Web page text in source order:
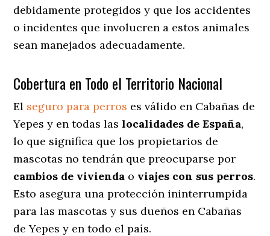
debidamente protegidos y que los accidentes
o incidentes que involucren a estos animales
sean manejados adecuadamente.
Cobertura en Todo el Territorio Nacional
El seguro para perros es válido en Cabañas de
Yepes y en todas laslocalidades de España,
lo que significa que los propietarios de
mascotas no tendrán que preocuparse por
cambios de vivienda o viajes con sus perros.
Esto asegura una protección ininterrumpida
para las mascotas y sus dueños en Cabañas
de Yepes y en todo el país.